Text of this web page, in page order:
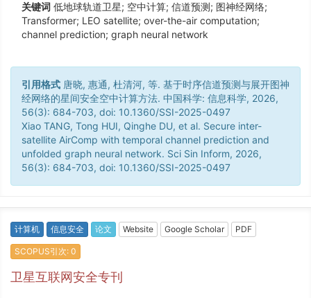
关键词 低地球轨道卫星; 空中计算; 信道预测; 图神经网络;
Transformer; LEO satellite; over-the-air computation;
channel prediction; graph neural network
引用格式 唐晓, 惠通, 杜清河, 等. 基于时序信道预测与展开图神
经网络的星间安全空中计算方法. 中国科学: 信息科学, 2026,
56(3): 684-703, doi: 10.1360/SSI-2025-0497
Xiao TANG, Tong HUI, Qinghe DU, et al. Secure inter-
satellite AirComp with temporal channel prediction and
unfolded graph neural network. Sci Sin Inform, 2026,
56(3): 684-703, doi: 10.1360/SSI-2025-0497
计算机 信息安全 论文 Website Google Scholar PDF
SCOPUS引次: 0
卫星互联网安全专刊